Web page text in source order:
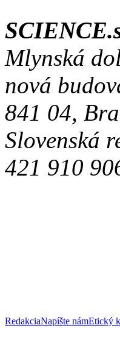
Mlynská
nová
841 04,
Slovenská
421 910
RedakciaNapíšte námEtický